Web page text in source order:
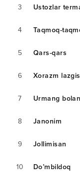
3 Ustozlar
4 Taqmoq-
5 Qars-qars
6 Xorazm
7 Urmang
8 Janonim
9 Jollimisan
10 Do’mbildoq